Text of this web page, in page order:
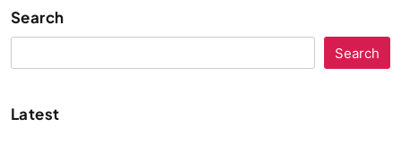
Search
Search
Latest